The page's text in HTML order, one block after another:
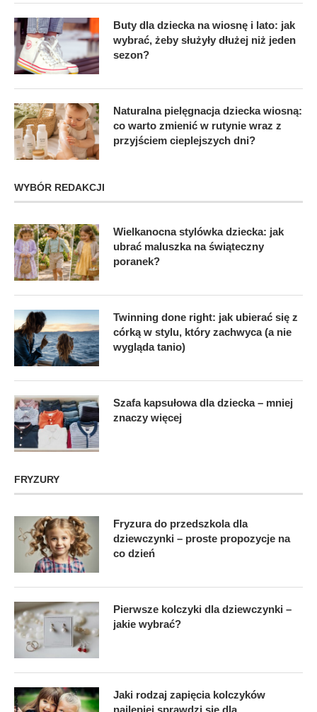
Buty dla dziecka na wiosnę i lato: jak
wybrać, żeby służyły dłużej niż jeden
sezon?
Naturalna pielęgnacja dziecka wiosną:
co warto zmienić w rutynie wraz z
przyjściem cieplejszych dni?
WYBÓR REDAKCJI
Wielkanocna stylówka dziecka: jak
ubrać maluszka na świąteczny
poranek?
Twinning done right: jak ubierać się z
córką w stylu, który zachwyca (a nie
wygląda tanio)
Szafa kapsułowa dla dziecka – mniej
znaczy więcej
FRYZURY
Fryzura do przedszkola dla
dziewczynki – proste propozycje na
co dzień
Pierwsze kolczyki dla dziewczynki –
jakie wybrać?
Jaki rodzaj zapięcia kolczyków
najlepiej sprawdzi się dla